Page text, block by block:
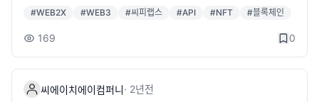
술을 융합하는 기술과 이 기술들을 편하게 적용할 수 있는 API 서
비스들의 등장으로 웹2 개발자와 사업자들이 별도의 리소스 낭비
seamlessly 연결하는 최신 융합 기술과 이를 통한 적용 사례를 다
룹니다. 개발비용을 절감하고, 시간 낭비 없이 효율적으로 웹3 서
#WEB2X #WEB3 #씨피랩스 #API #NFT #블록체인
169 0
씨에이치에이컴퍼니· 2년전